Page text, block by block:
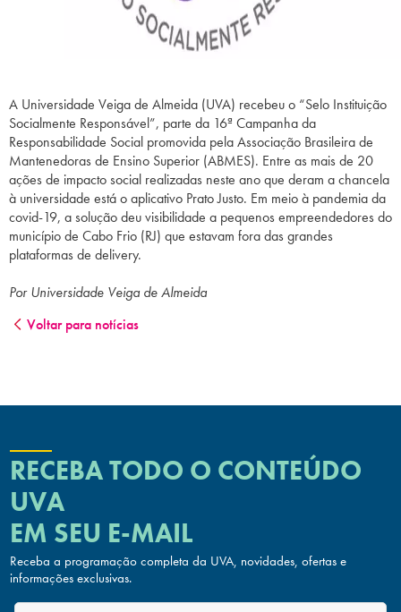
A Universidade Veiga de Almeida (UVA) recebeu o “Selo Instituição
Socialmente Responsável”, parte da 16ª Campanha da
Responsabilidade Social promovida pela Associação Brasileira de
Mantenedoras de Ensino Superior (ABMES). Entre as mais de 20
ações de impacto social realizadas neste ano que deram a chancela
à universidade está o aplicativo Prato Justo. Em meio à pandemia da
covid-19, a solução deu visibilidade a pequenos empreendedores do
município de Cabo Frio (RJ) que estavam fora das grandes
plataformas de delivery.
Por Universidade Veiga de Almeida
Voltar para notícias
RECEBA TODO O CONTEÚDO
UVA
EM SEU E-MAIL
Receba a programação completa da UVA, novidades, ofertas e
informações exclusivas.